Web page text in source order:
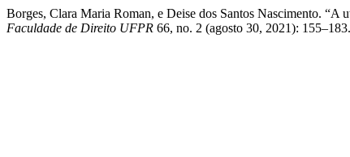
Borges, Clara Maria Roman, e Deise dos Santos Nascimento.
Faculdade de Direito UFPR 66, no. 2 (agosto 30, 2021):